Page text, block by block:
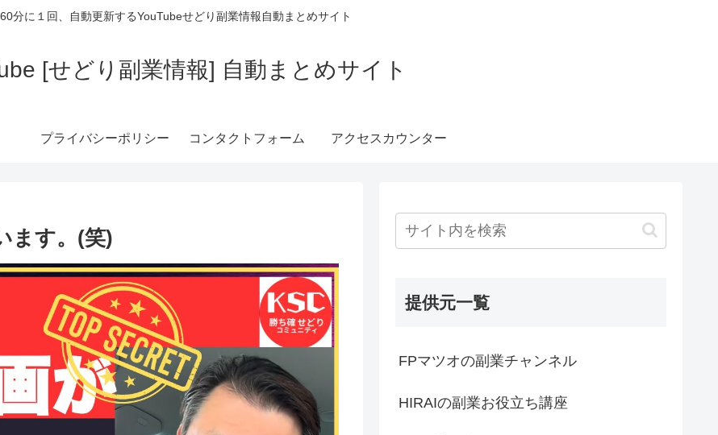
60分に１回、自動更新するYouTubeせどり副業情報自動まとめサイト
[せどり副業情報] 自動まとめサイト
プライバシーポリシー コンタクトフォーム アクセスカウンター
ます。(笑)
提供元一覧
FPマツオの副業チャンネル
HIRAIの副業お役立ち講座